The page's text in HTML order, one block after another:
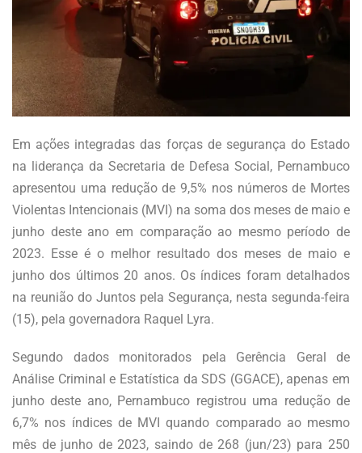
Em ações integradas das forças de segurança do Estado
na liderança da Secretaria de Defesa Social, Pernambuco
apresentou uma redução de 9,5% nos números de Mortes
Violentas Intencionais (MVI) na soma dos meses de maio e
junho deste ano em comparação ao mesmo período de
2023. Esse é o melhor resultado dos meses de maio e
junho dos últimos 20 anos. Os índices foram detalhados
na reunião do Juntos pela Segurança, nesta segunda-feira
(15), pela governadora Raquel Lyra.
Segundo dados monitorados pela Gerência Geral de
Análise Criminal e Estatística da SDS (GGACE), apenas em
junho deste ano, Pernambuco registrou uma redução de
6,7% nos índices de MVI quando comparado ao mesmo
mês de junho de 2023, saindo de 268 (jun/23) para 250